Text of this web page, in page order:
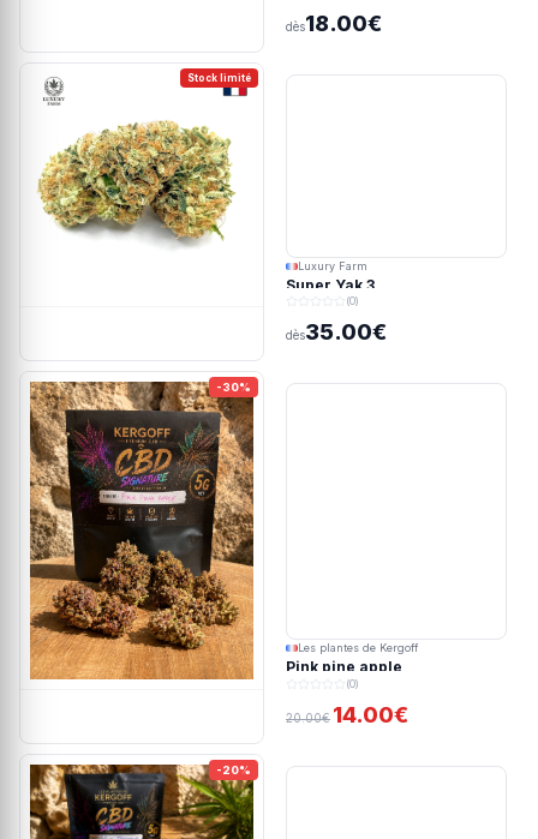
dès18.00€
Stock limité
Luxury Farm
Super Yak 3
(0)
dès35.00€
-30%
Les plantes de Kergoff
Pink pine apple
(0)
20.00€ 14.00€
-20%